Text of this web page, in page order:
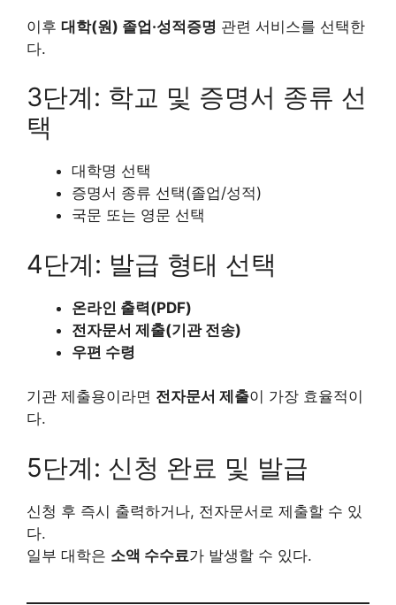
이후 대학(원) 졸업·성적증명 관련 서비스를 선택한
다.
3단계: 학교 및 증명서 종류 선
택
대학명 선택
증명서 종류 선택(졸업/성적)
국문 또는 영문 선택
4단계: 발급 형태 선택
온라인 출력(PDF)
전자문서 제출(기관 전송)
우편 수령
기관 제출용이라면 전자문서 제출이 가장 효율적이
다.
5단계: 신청 완료 및 발급
신청 후 즉시 출력하거나, 전자문서로 제출할 수 있
다.
일부 대학은 소액 수수료가 발생할 수 있다.